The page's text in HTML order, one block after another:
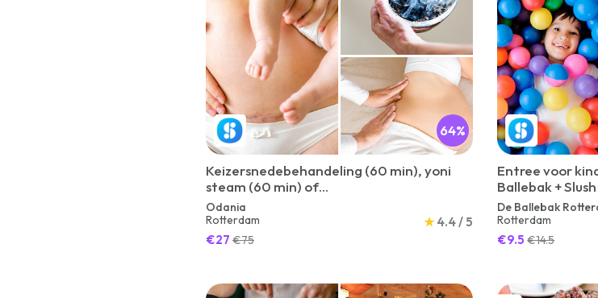
64%
Keizersnedebehandeling (60 min), yoni
steam (60 min) of
zwangerschapsmassage (60 of 90 min)
Odania
Rotterdam
★4.4 / 5
€27 €75
Entree voor
Ballebak +
De Ballebak
Rotterdam
€9.5€14.5